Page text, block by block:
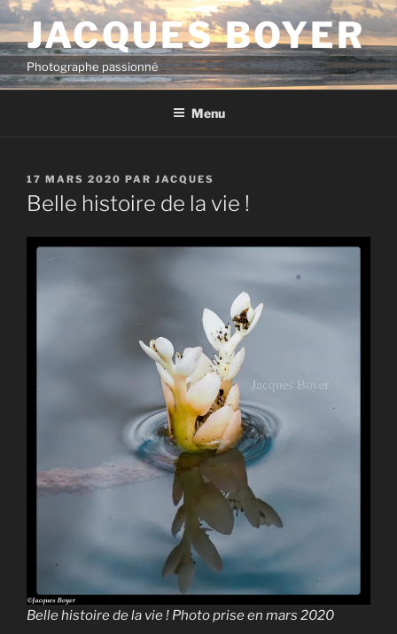
Aller
au
contenu
principal
JACQUES BOYER
Photographe passionné
Menu
PUBLIÉ
LE
17 MARS 2020 PAR JACQUES
Belle histoire de la vie !
Belle histoire de la vie ! Photo prise en mars 2020